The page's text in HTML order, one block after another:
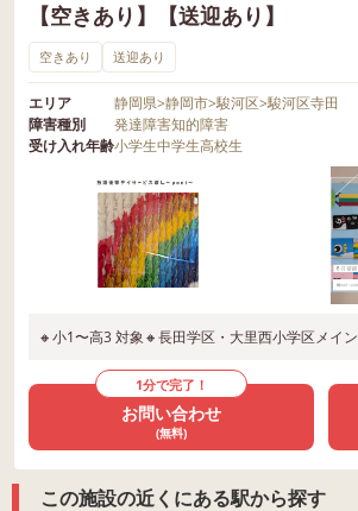
【空きあり】【送迎あり】
空きあり 送迎あり
エリア 静岡県>静岡市>駿河区>駿河区寺田
障害種別
発達障害知的障害
受け入れ年齢小学生中学生高校生
🔸小1〜高3 対象🔸長田学区・大里西小学区メイン
1分で完了！
お問い合わせ
(無料)
この施設の近くにある駅から探す